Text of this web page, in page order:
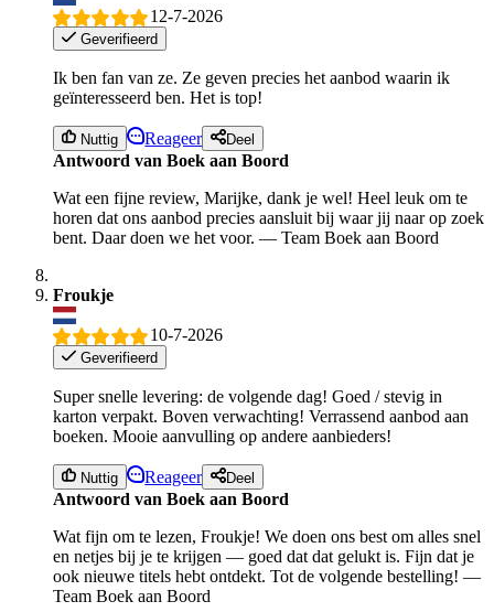
12-7-2026
Geverifieerd
Ik ben fan van ze. Ze geven precies het aanbod waarin ik
geïnteresseerd ben. Het is top!
Nuttig Reageer Deel
Antwoord van Boek aan Boord
Wat een fijne review, Marijke, dank je wel! Heel leuk om te
horen dat ons aanbod precies aansluit bij waar jij naar op zoek
bent. Daar doen we het voor. — Team Boek aan Boord
Froukje
10-7-2026
Geverifieerd
Super snelle levering: de volgende dag! Goed / stevig in
karton verpakt. Boven verwachting! Verrassend aanbod aan
boeken. Mooie aanvulling op andere aanbieders!
Nuttig Reageer Deel
Antwoord van Boek aan Boord
Wat fijn om te lezen, Froukje! We doen ons best om alles snel
en netjes bij je te krijgen — goed dat dat gelukt is. Fijn dat je
ook nieuwe titels hebt ontdekt. Tot de volgende bestelling! —
Team Boek aan Boord